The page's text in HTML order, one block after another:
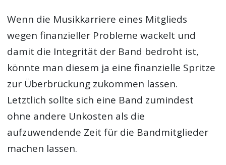
Wenn die Musikkarriere eines Mitglieds
wegen finanzieller Probleme wackelt und
damit die Integrität der Band bedroht ist,
könnte man diesem ja eine finanzielle Spritze
zur Überbrückung zukommen lassen.
Letztlich sollte sich eine Band zumindest
ohne andere Unkosten als die
aufzuwendende Zeit für die Bandmitglieder
machen lassen.